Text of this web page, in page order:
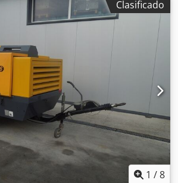
resina y endurecedor)
Aplicación precisa del
definidas sobre la pieza de trabajo.
mediante un sistema de 3 ejes
en modo automático,
Datos técnicos: Conexión a la
Hz Corriente nominal: 13,6 A Consumo
Dedpfx Aboy Naf Eoujck Fusible: 3 × 32
24 V CC Presión de funcionamiento: 6
de la presión: 4 bar Conexión de aire
Temperatura de funcionamiento: +10 °C
de almacenamiento: -20 °C a +60 °C
% (sin condensación) Grado de
de control: IP21 Inclinación de la
Clasificado
1 /8